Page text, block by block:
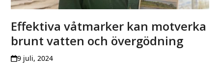
Effektiva våtmarker kan motverka
brunt vatten och övergödning
9 juli, 2024